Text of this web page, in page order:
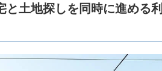
土地探しを同時に進める利